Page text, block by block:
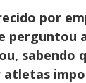
por
perguntou
sabendo